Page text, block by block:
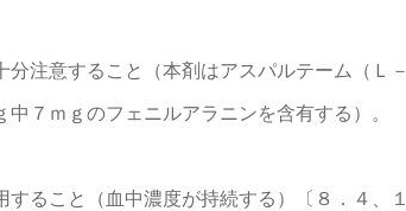
注意すること（本剤はアスパルテーム（Ｌ－
７ｍｇのフェニルアラニンを含有する）。
ること（血中濃度が持続する）〔８．４、１